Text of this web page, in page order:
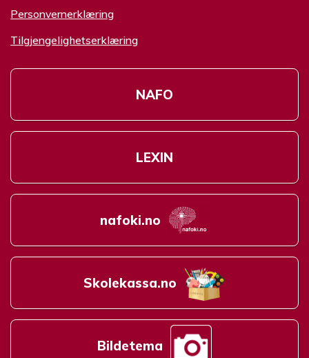
Personvernerklæring
Tilgjengelighetserklæring
NAFO
LEXIN
nafoki.no
Skolekassa.no
Bildetema